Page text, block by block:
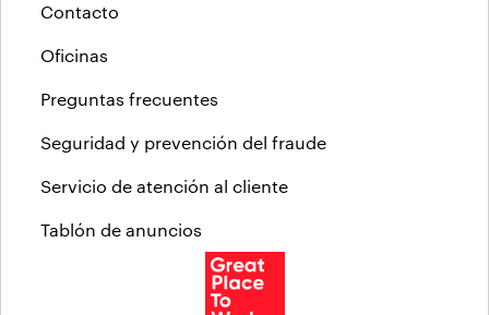
Contacto
Oficinas
Preguntas frecuentes
Seguridad y prevención del fraude
Servicio de atención al cliente
Tablón de anuncios